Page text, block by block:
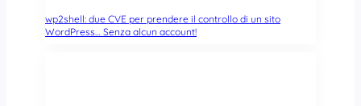
wp2shell: due CVE per prendere il controllo di un sito
WordPress… Senza alcun account!